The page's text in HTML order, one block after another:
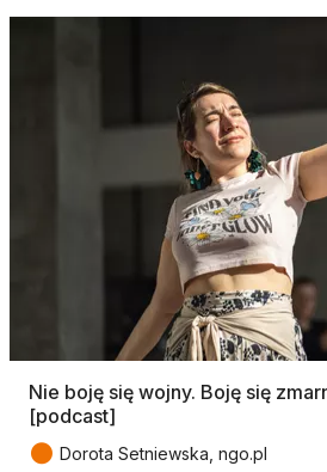
Nie boję się wojny. Boję się
[podcast]
● Dorota Setniewska, ngo.pl